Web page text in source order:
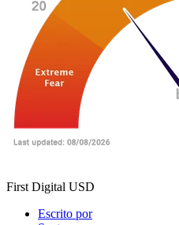
First Digital USD
Escrito por